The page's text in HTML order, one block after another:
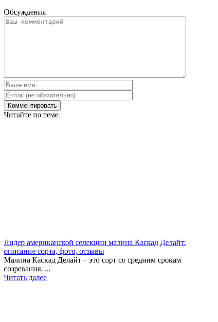
Обсуждения
Читайте по теме
Лидер американской селекции малина Каскад Делайт:
описание сорта, фото, отзывы
Малина Каскад Делайт – это сорт со средним срокам
созревания. ...
Читать далее